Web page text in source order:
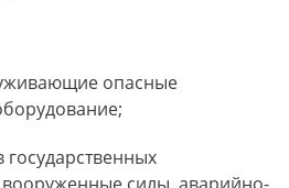
опасные